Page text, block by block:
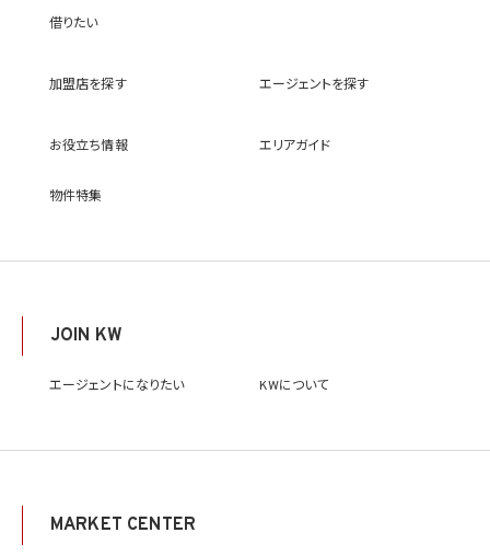
(9) 雇用管理及び社内手続のため（役職員の個人情報について）、並びに人材採用活動
情報を当社又はKWライセンサーが運営するウェブサイト（当社又はKWライセンサーか
(11) 株主管理、会社法その他法令上の手続対応のため（株主、新株予約権者等の個人情
(12) 当社のサービスを通じて実施された不動産に関する取引の実績について、個人を識
別できない形式に加工した統計データを作成するため
2.2 第2.1項第7号に基づいて個人情報の提供を受けた第三者は、当社サービスに関連す
報の主体である個人（以下「本人」といいます。）が、これらの利用目的で個人情報を利用
することについて同意を撤回し又は異議を述べた場合には、当社はただちにその旨を当
ず、利用目的の達成に必要な範囲を超えて個人情報を取り扱いません。但し、次の場合は
借りたい
加盟店を探す エージェントを探す
お役立ち情報 エリアガイド
物件特集
JOIN KW
エージェントになりたい KWについて
MARKET CENTER